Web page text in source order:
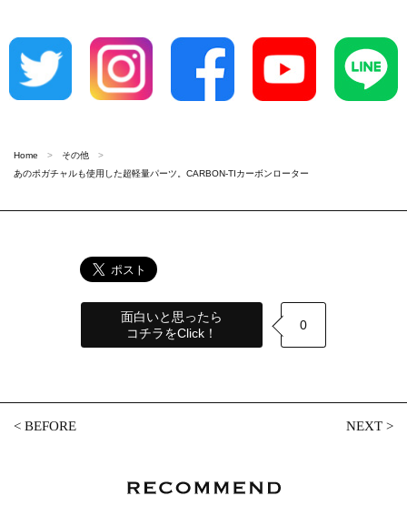
Home
その他
あのポガチャルも使用した超軽量パーツ。CARBON-TIカーボンローター
面白いと思ったら
コチラをClick！
0
<BEFORE NEXT>